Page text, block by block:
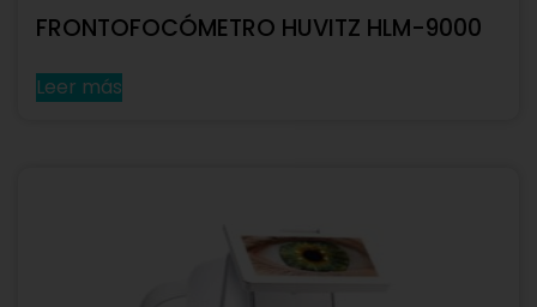
FRONTOFOCÓMETRO HUVITZ HLM-9000
Leer más